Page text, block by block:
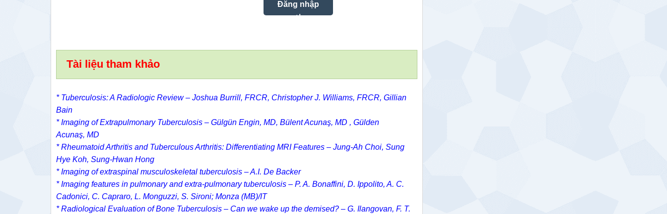
Tài liệu tham khảo
* Tuberculosis: A Radiologic Review – Joshua Burrill, FRCR, Christopher J. Williams, FRCR, Gillian
Bain
* Imaging of Extrapulmonary Tuberculosis – Gülgün Engin, MD, Bülent Acunaş, MD , Gülden
Acunaş, MD
* Rheumatoid Arthritis and Tuberculous Arthritis: Differentiating MRI Features – Jung-Ah Choi, Sung
Hye Koh, Sung-Hwan Hong
* Imaging of extraspinal musculoskeletal tuberculosis – A.I. De Backer
* Imaging features in pulmonary and extra-pulmonary tuberculosis – P. A. Bonaffini, D. Ippolito, A. C.
Cadonici, C. Capraro, L. Monguzzi, S. Sironi; Monza (MB)/IT
* Radiological Evaluation of Bone Tuberculosis – Can we wake up the demised? – G. Ilangovan, F. T.